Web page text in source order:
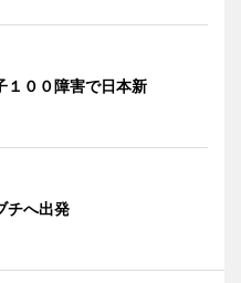
１００障害で日本新
チへ出発